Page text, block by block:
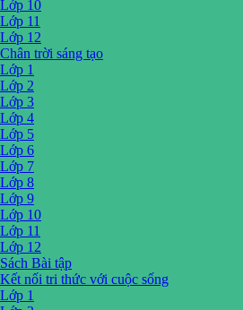
Lớp 10
Lớp 11
Lớp 12
Chân trời sáng tạo
Lớp 1
Lớp 2
Lớp 3
Lớp 4
Lớp 5
Lớp 6
Lớp 7
Lớp 8
Lớp 9
Lớp 10
Lớp 11
Lớp 12
Sách Bài tập
Kết nối tri thức với cuộc sống
Lớp 1